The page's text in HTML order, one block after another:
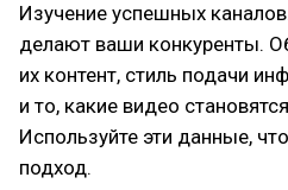
Изучение успешных
делают ваши конкуренты.
их контент, стиль подачи
и то, какие видео
Используйте эти данные,
подход.